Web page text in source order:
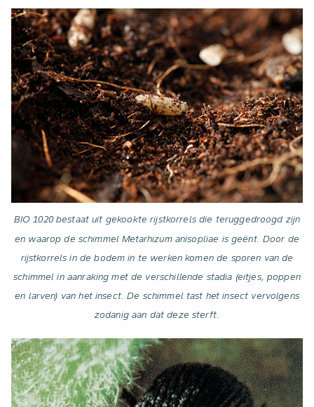
BIO 1020 bestaat uit gekookte rijstkorrels die teruggedroogd zijn
en waarop de schimmel Metarhizum anisopliae is geënt. Door de
rijstkorrels in de bodem in te werken komen de sporen van de
schimmel in aanraking met de verschillende stadia (eitjes, poppen
en larven) van het insect. De schimmel tast het insect vervolgens
zodanig aan dat deze sterft.